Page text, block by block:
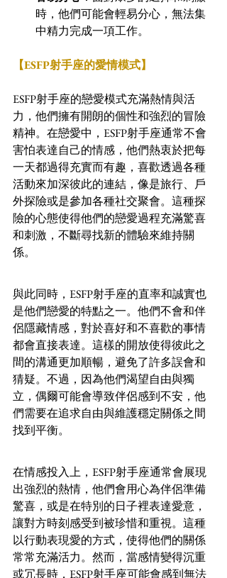
時，他們可能會輕易分心，無法集
中精力完成一項工作。
【ESFP射手座的愛情模式】
ESFP射手座的戀愛模式充滿熱情與活
力，他們擁有開朗的個性和強烈的冒險
精神。在戀愛中，ESFP射手座通常不會
害怕表達自己的情感，他們熱衷於把每
一天都過得充實而有趣，喜歡透過各種
活動來加深彼此的連結，像是旅行、戶
外探險或是參加各種社交聚會。這種探
險的心態使得他們的戀愛過程充滿驚喜
和刺激，不斷尋找新的體驗來維持關
係。
與此同時，ESFP射手座的直率和誠實也
是他們戀愛的特點之一。他們不會和伴
侶隱藏情感，對於喜好和不喜歡的事情
都會直接表達。這樣的開放使得彼此之
間的溝通更加順暢，避免了許多誤會和
猜疑。不過，因為他們渴望自由與獨
立，偶爾可能會導致伴侶感到不安，他
們需要在追求自由與維護穩定關係之間
找到平衡。
在情感投入上，ESFP射手座通常會展現
出強烈的熱情，他們會用心為伴侶準備
驚喜，或是在特別的日子裡表達愛意，
讓對方時刻感受到被珍惜和重視。這種
以行動表現愛的方式，使得他們的關係
常常充滿活力。然而，當感情變得沉重
或冗長時，ESFP射手座可能會感到無法